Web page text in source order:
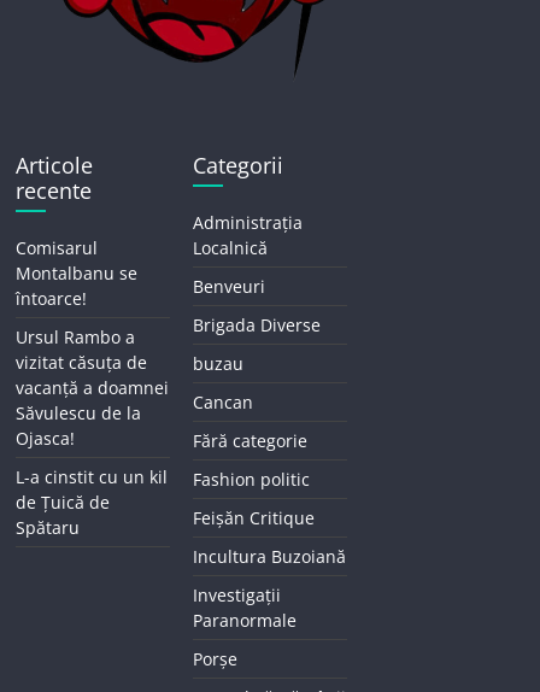
Articole
recente
Comisarul
Montalbanu se
întoarce!
Ursul Rambo a
vizitat căsuța de
vacanță a doamnei
Săvulescu de la
Ojasca!
L-a cinstit cu un kil
de Țuică de
Spătaru
Categorii
Administrația
Localnică
Benveuri
Brigada Diverse
buzau
Cancan
Fără categorie
Fashion politic
Feișăn Critique
Incultura Buzoiană
Investigații
Paranormale
Porșe